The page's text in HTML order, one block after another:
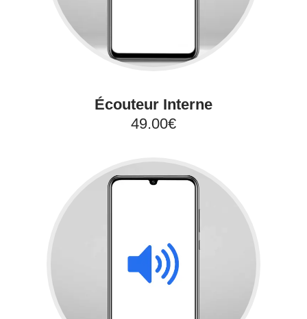
Écouteur Interne
49.00€